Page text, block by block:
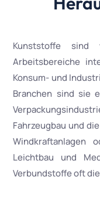
Kunststoffe
Arbeitsbereiche
Konsum- und
Branchen sind sie
Fahrzeugbau und
Windkraftanlagen
Leichtbau und
Verbundstoffe oft